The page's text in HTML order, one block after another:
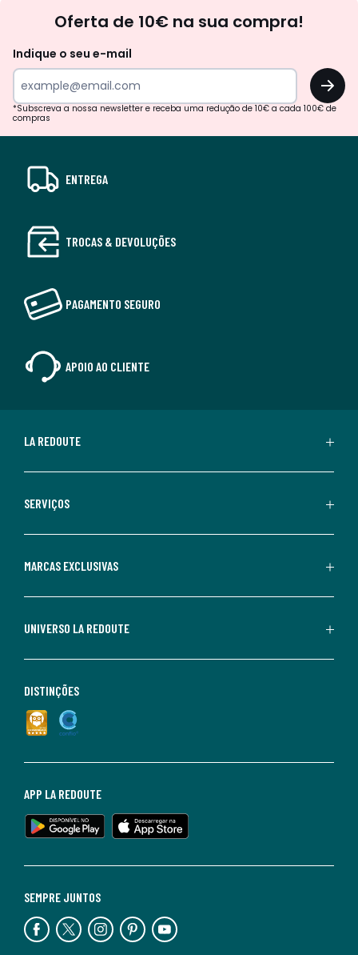
Oferta de 10€ na sua compra!
Indique o seu e-mail
OK
*Subscreva a nossa newsletter e receba uma redução de 10€ a cada 100€ de
compras
ENTREGA
TROCAS & DEVOLUÇÕES
PAGAMENTO SEGURO
APOIO AO CLIENTE
LA REDOUTE
SERVIÇOS
MARCAS EXCLUSIVAS
UNIVERSO LA REDOUTE
SEMPRE JUNTOS
APP LA REDOUTE
DISTINÇÕES